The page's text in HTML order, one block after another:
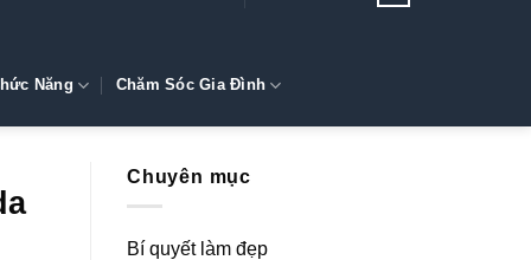
Năng Chăm Sóc Gia Đình
Chuyên mục
Bí quyết làm đẹp